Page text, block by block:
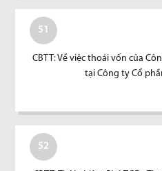
51
CBTT: Về việc thoái vốn của
tại Công ty Cổ
52